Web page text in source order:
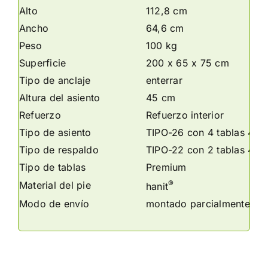
Alto
112,8 cm
Ancho
64,6 cm
Peso
100 kg
Superficie
200 x 65 x 75 cm
Tipo de anclaje
enterrar
Altura del asiento
45 cm
Refuerzo
Refuerzo interior
Tipo de asiento
TIPO-26 con 4 tablas
Tipo de respaldo
TIPO-22 con 2 tablas
Tipo de tablas
Premium
Material del pie
hanit®
Modo de envío montado parcialmente